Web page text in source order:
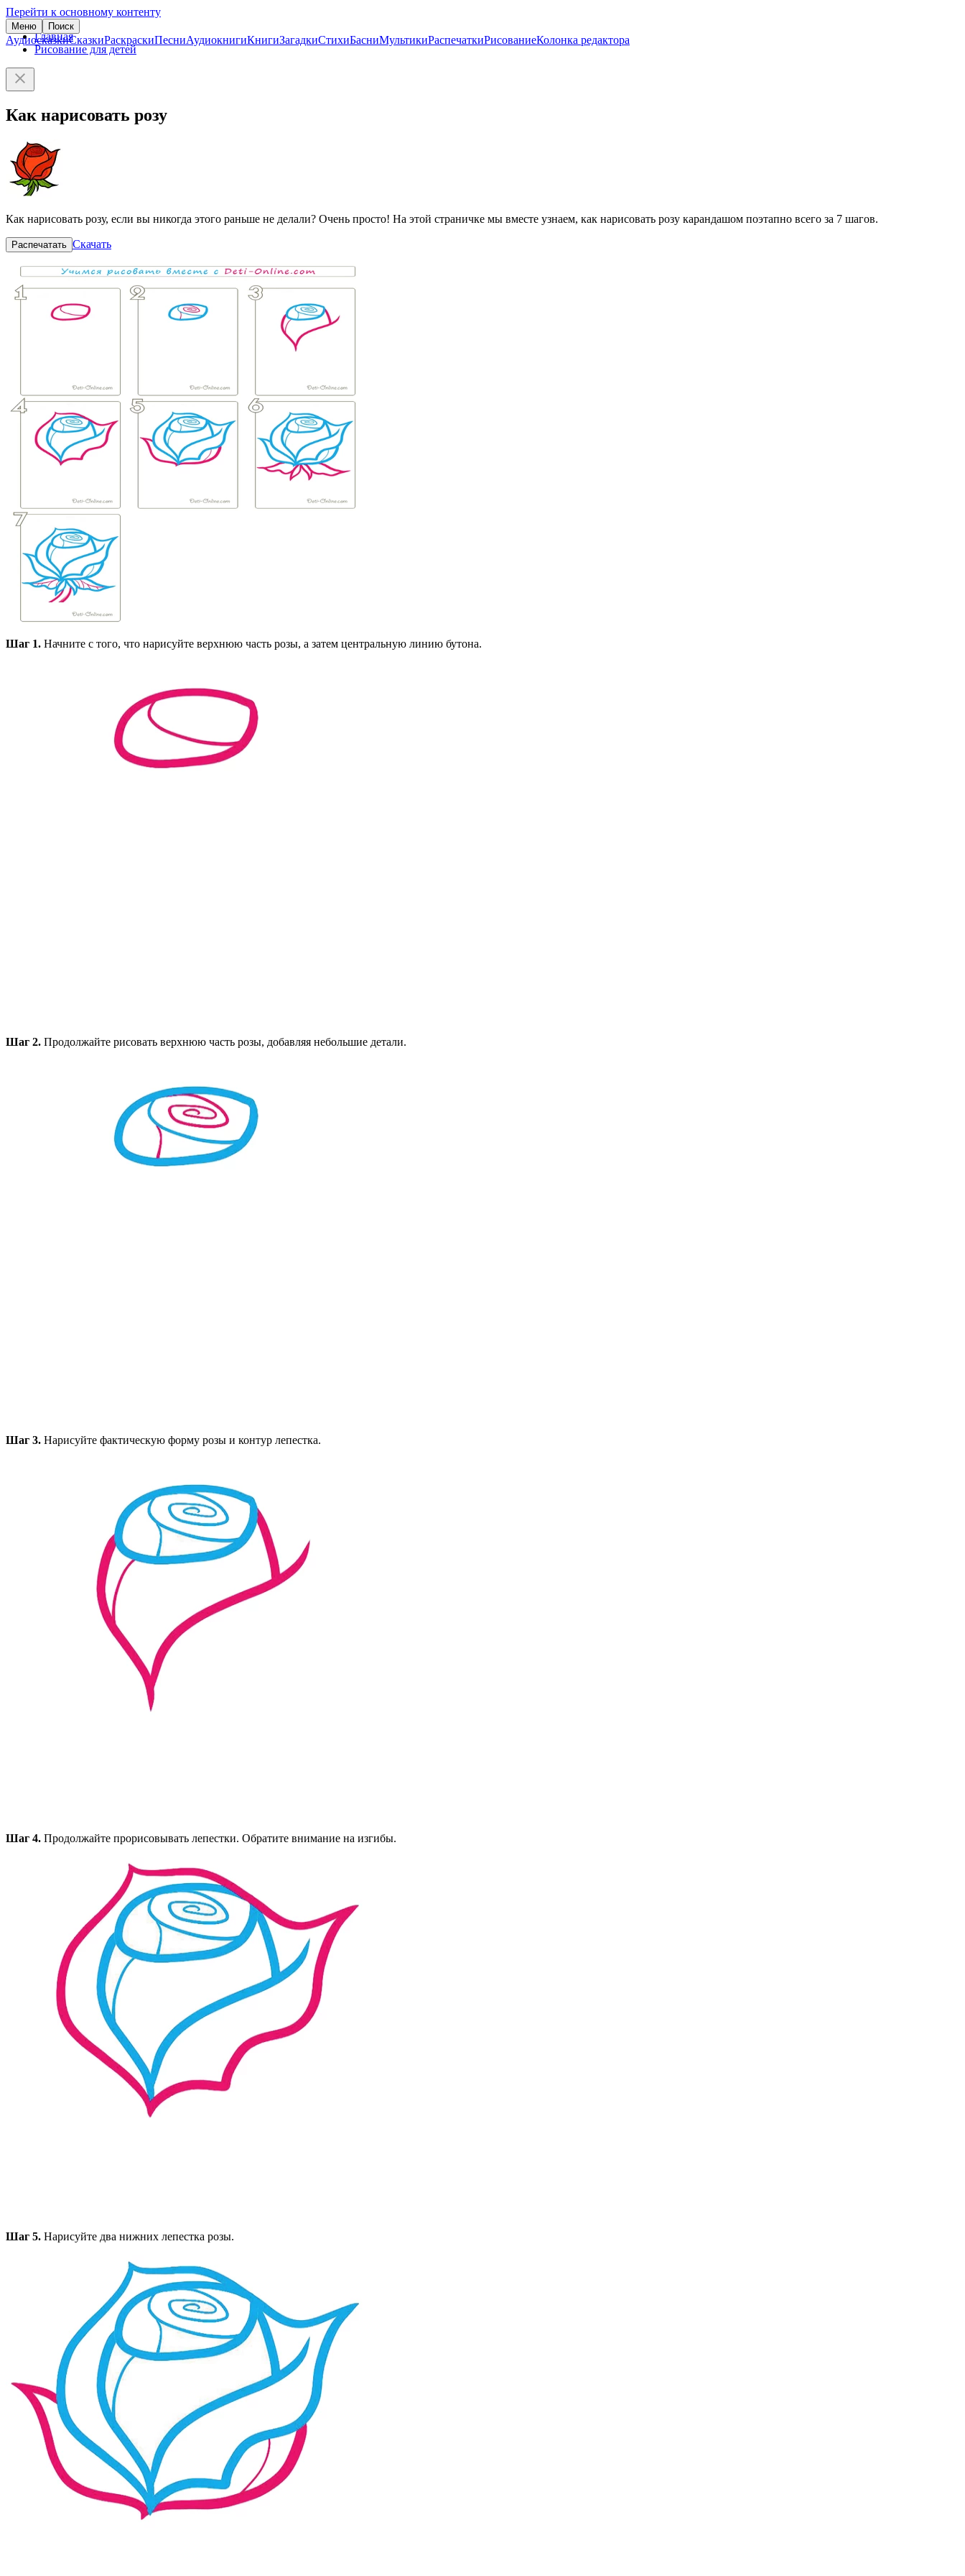
Перейти к основному контенту
Меню Поиск
АудиосказкиСказкиРаскраскиПесниАудиокнигиКнигиЗагадкиСтихиБасниМультикиРаспечаткиРисованиеКолонка редактора
Главная
Рисование для детей
Как нарисовать розу
Как нарисовать розу, если вы никогда этого раньше не делали? Очень просто! На этой страничке мы вместе узнаем, как нарисовать розу карандашом поэтапно всего за 7 шагов.
Распечатать Скачать
Шаг 1. Начните с того, что нарисуйте верхнюю часть розы, а затем центральную линию бутона.
Шаг 2. Продолжайте рисовать верхнюю часть розы, добавляя небольшие детали.
Шаг 3. Нарисуйте фактическую форму розы и контур лепестка.
Шаг 4. Продолжайте прорисовывать лепестки. Обратите внимание на изгибы.
Шаг 5. Нарисуйте два нижних лепестка розы.